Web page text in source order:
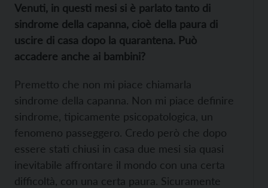
Venuti, in questi mesi si è parlato tanto di
sindrome della capanna, cioè della paura di
uscire di casa dopo la quarantena. Può
accadere anche ai bambini?
Premetto che non mi piace chiamarla
sindrome della capanna. Non mi piace definire
sindrome, tipicamente psicopatologica, un
fenomeno passeggero. Credo però che dopo
essere stati chiusi in casa due mesi sia quasi
inevitabile affrontare il mondo con una certa
difficoltà, con una certa paura. Sicuramente